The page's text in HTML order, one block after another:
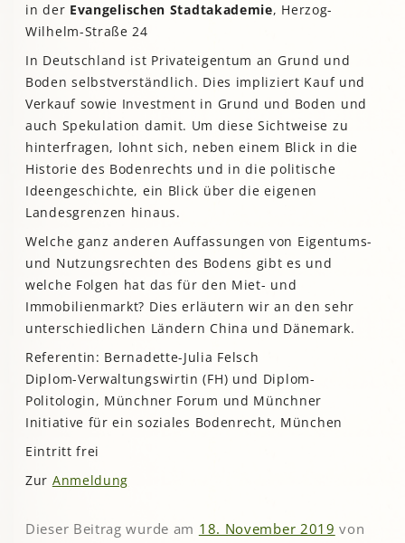
in der Evangelischen Stadtakademie, Herzog-
Wilhelm-Straße 24
In Deutschland ist Privateigentum an Grund und
Boden selbstverständlich. Dies impliziert Kauf und
Verkauf sowie Investment in Grund und Boden und
auch Spekulation damit. Um diese Sichtweise zu
hinterfragen, lohnt sich, neben einem Blick in die
Historie des Bodenrechts und in die politische
Ideengeschichte, ein Blick über die eigenen
Landesgrenzen hinaus.
Welche ganz anderen Auffassungen von Eigentums-
und Nutzungsrechten des Bodens gibt es und
welche Folgen hat das für den Miet- und
Immobilienmarkt? Dies erläutern wir an den sehr
unterschiedlichen Ländern China und Dänemark.
Referentin: Bernadette-Julia Felsch
Diplom-Verwaltungswirtin (FH) und Diplom-
Politologin, Münchner Forum und Münchner
Initiative für ein soziales Bodenrecht, München
Eintritt frei
Zur Anmeldung
Dieser Beitrag wurde am 18. November 2019 von